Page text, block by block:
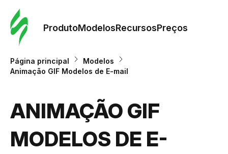
ProdutoModelosRecursosPreços
Página principal
Modelos
Animação GIF Modelos de E-mail
ANIMAÇÃO GIF
MODELOS DE E-